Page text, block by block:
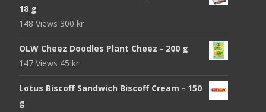
18 g
148 Views 300 kr
OLW Cheez Doodles Plant Cheez - 200 g
147 Views 45 kr
Lotus Biscoff Sandwich Biscoff Cream - 150
g